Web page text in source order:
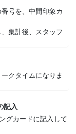
号を、中間印象カ
集計後、スタッフ
クタイムになりま
記入
グカードに記入して